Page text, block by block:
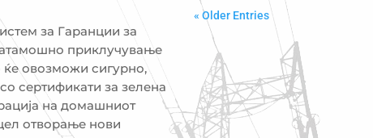
за Гаранции за
приклучување
ќе овозможи сигурно,
сертификати за зелена
на домашниот
отворање нови
« Older Entries